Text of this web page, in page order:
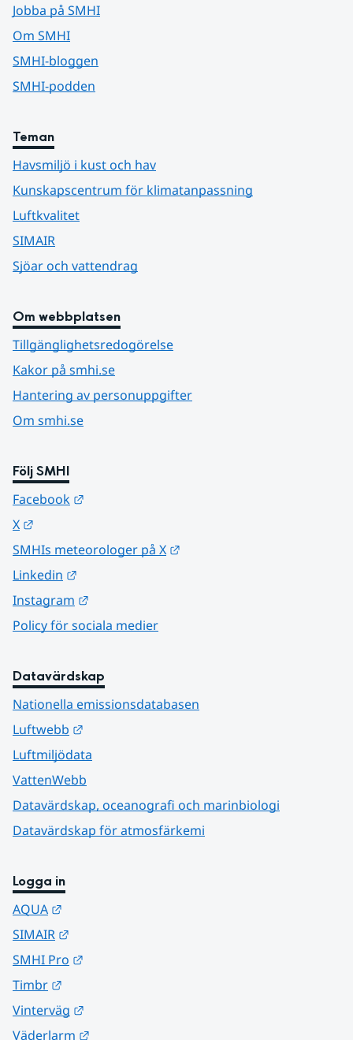
Jobba på SMHI
Om SMHI
SMHI-bloggen
SMHI-podden
Teman
Havsmiljö i kust och hav
Kunskapscentrum för klimatanpassning
Luftkvalitet
SIMAIR
Sjöar och vattendrag
Om webbplatsen
Tillgänglighetsredogörelse
Kakor på smhi.se
Hantering av personuppgifter
Om smhi.se
Följ SMHI
Facebook
X
SMHIs meteorologer på X
Linkedin
Instagram
Policy för sociala medier
Datavärdskap
Nationella emissionsdatabasen
Luftwebb
Luftmiljödata
VattenWebb
Datavärdskap, oceanografi och marinbiologi
Datavärdskap för atmosfärkemi
Logga in
AQUA
SIMAIR
SMHI Pro
Timbr
Vinterväg
Väderlarm